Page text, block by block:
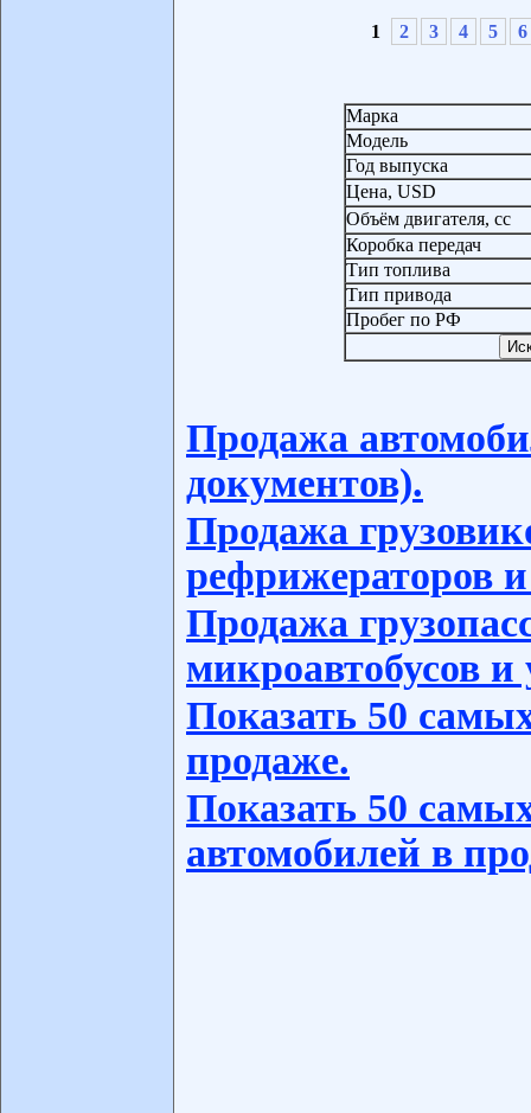
1 2 3 4 5 6
Марка
Модель
Год выпуска
Цена, USD
Объём двигателя, сс
Коробка передач
Тип топлива
Тип привода
Пробег по РФ
Продажа
документов).
Продажа
рефрижераторов
Продажа
микроавтобусов и
Показать 50
продаже.
Показать 50
автомобилей в